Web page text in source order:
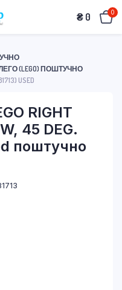
₴ 0 0
(LEGO) ПОШТУЧНО
USED
RIGHT
45 DEG.
поштучно